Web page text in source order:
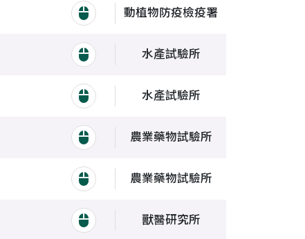
農藥登記管理系統
動植物防疫檢疫署
魚苗繁殖推廣
水產試驗所
提供餌料生物種原
水產試驗所
農藥登記
農業藥物試驗所
成品農藥委託檢驗線上申請及查詢
農業藥物試驗所
動物用生物藥品檢定綜合服務網
獸醫研究所